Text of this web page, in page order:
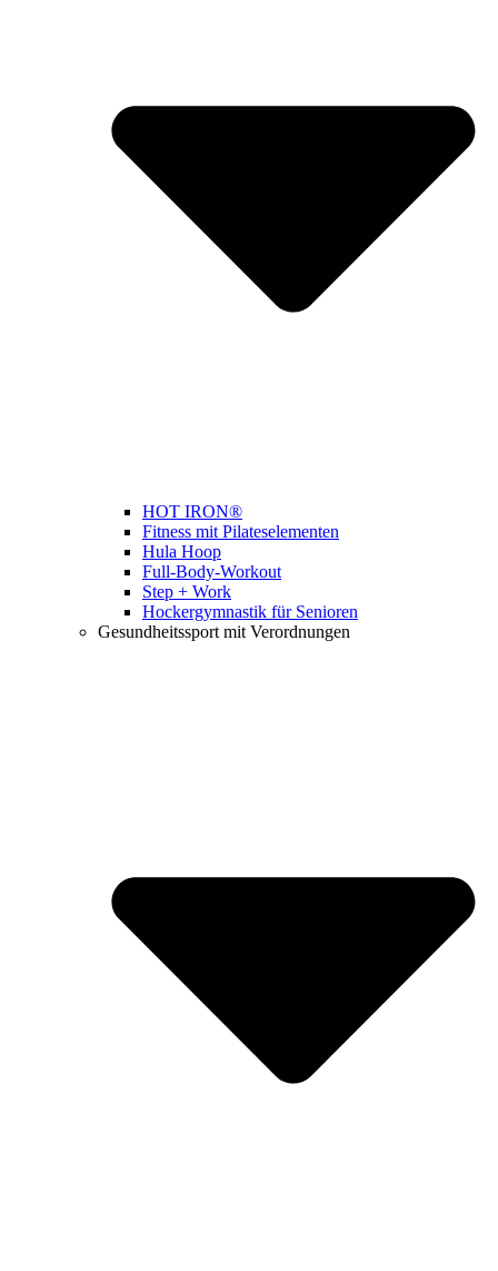
HOT IRON®
Fitness mit Pilateselementen
Hula Hoop
Full-Body-Workout
Step + Work
Hockergymnastik für Senioren
Gesundheitssport mit Verordnungen